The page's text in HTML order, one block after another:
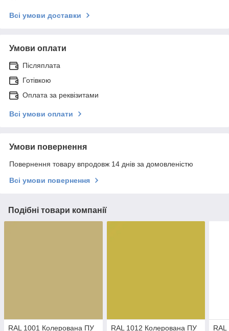
Всі умови доставки
Умови оплати
Післяплата
Готівкою
Оплата за реквізитами
Всі умови оплати
Умови повернення
Повернення товару впродовж 14 днів за домовленістю
Всі умови повернення
Подібні товари компанії
RAL 1001 Колерована ПУ
RAL 1012 Колерована ПУ